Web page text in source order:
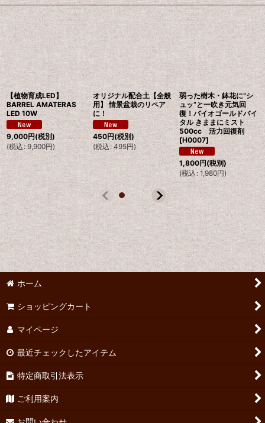
【植物育成LED】
BARREL AMATERAS
LED 10W
9,000円(税別)
(税込 : 9,900円)
オリジナル配合土【全般
用】 情景盆栽のリペア
に！
450円(税別)
(税込: 495円)
弱った樹木・鉢花に“シ
ュッ”と一吹き元気回
復！バイオゴールドバイ
タル きままにミスト
500cc 活力回復剤
[H0007]
1,800円(税別)
(税込: 1,980円)
ホーム
ショッピングカート
マイページ
最近チェックしたアイテム
特定商取引法表示
ご利用案内